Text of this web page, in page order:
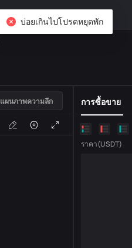
สอบถาม
แผนภาพความลึก การซื้อขาย
ราคา(USDT)
บ่อยเกินไปโปรดหยุดพัก